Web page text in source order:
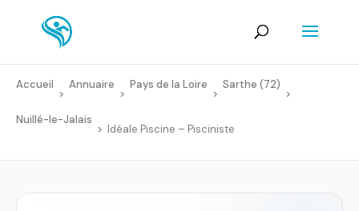
Accueil
>
Annuaire
>
Pays de la Loire
>
Sarthe (72)
>
Nuillé-le-Jalais
> Idéale Piscine – Pisciniste